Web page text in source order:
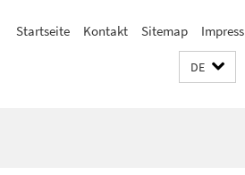
Startseite Kontakt Sitemap
DE